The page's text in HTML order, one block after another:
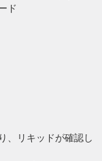
ド
、リキッドが確認し